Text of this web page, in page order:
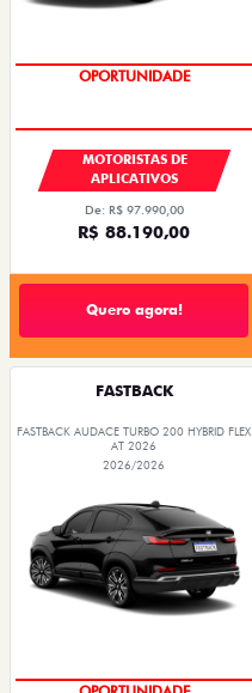
OPORTUNIDADE
MOTORISTAS DE
APLICATIVOS
De: R$ 97.990,00
R$ 88.190,00
Quero agora!
FASTBACK
FASTBACK AUDACE TURBO 200 HYBRID FLEX
AT 2026
2026/2026